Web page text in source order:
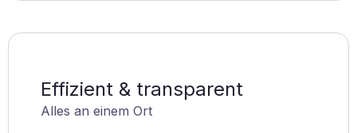
Effizient & transparent
Alles an einem Ort